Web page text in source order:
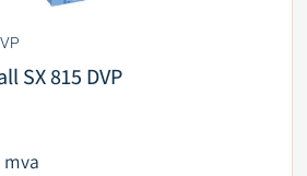
SX 815 DVP
mva